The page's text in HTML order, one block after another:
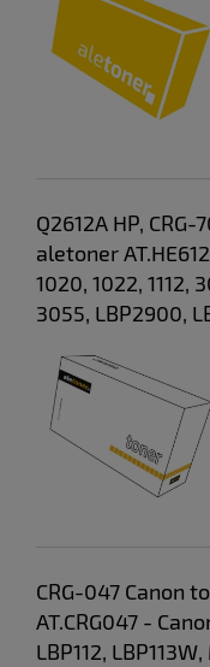
Q2612A HP,
aletoner AT.HE612
1020, 1022, 1112,
3055, LBP2900,
CRG-047 Canon
AT.CRG047 -
LBP112,